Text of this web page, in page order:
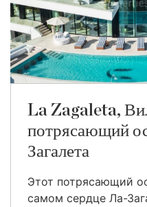
La Zagaleta,
потрясающий
Загалета
Этот потрясающий
самом сердце Ла-